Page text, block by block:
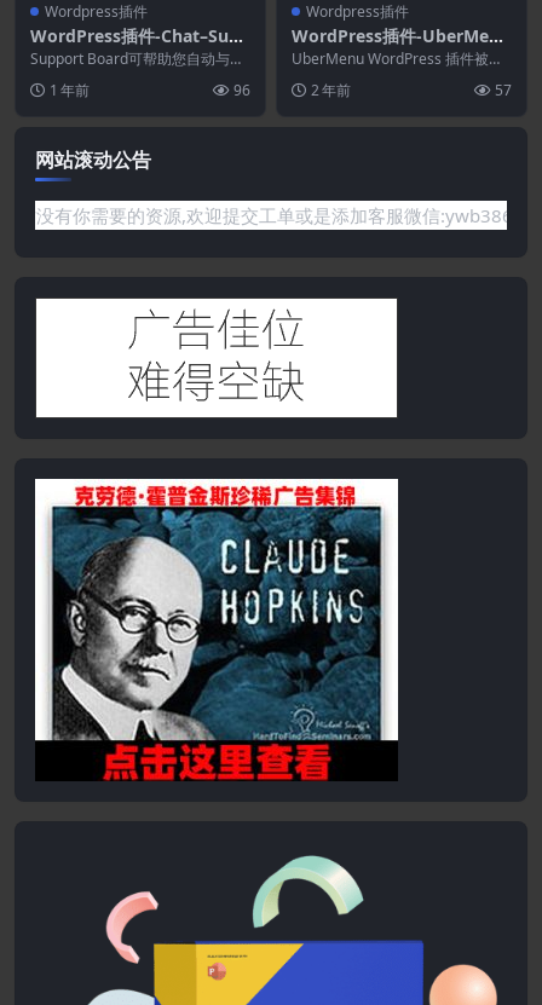
Wordpress插件
WordPress插件-Chat–Supp
ort Board 3.8.1–WordPres
s聊天GPT AI插件
Support Board可帮助您自动与人
工智能驱动的机器人以及与最常用
平台集成...
1 年前 96
Wordpress插件
WordPress插件-UberMenu
3.8.5–WordPress Mega 菜
单插件
UberMenu WordPress 插件被认
为是 WordPress 平台最强...
2 年前 57
网站滚动公告
题或是网站没有你需要的资源,欢迎提交工单或是添加客服微信